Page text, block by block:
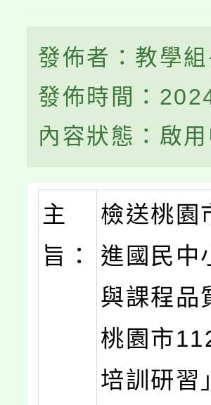
發佈者：教學組
發佈時間：
內容狀態：啟用
主
旨：
檢送桃園
進國民中
與課程
桃園市
培訓研習